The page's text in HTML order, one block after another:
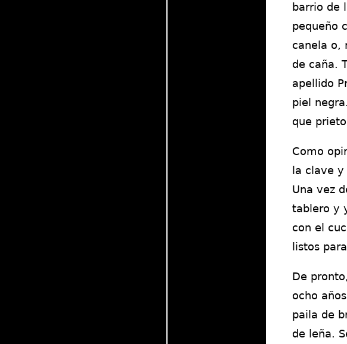
barrio de
pequeño
canela o,
de caña.
apellido
piel
que
Como
la clave
Una vez
tablero y
con el
listos
De
ocho
paila de
de leña.